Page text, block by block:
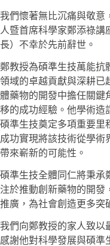
我們懷著無比沉痛與敬意
人暨首席科學家鄭添祿講
長）不幸於先前辭世。
鄭教授為碩準生技萬能抗
領域的卓越貢獻與深耕已
體藥物的開發中擔任關鍵
移的成功經驗。他學術造
碩準生技奠定多項重要里
成功實現將該技術從學術
帶來嶄新的可能性。
碩準生技全體同仁將秉承
注於推動創新藥物的開發
推廣，為社會創造更多突
我們向鄭教授的家人致以
感謝他對科學發展與碩準